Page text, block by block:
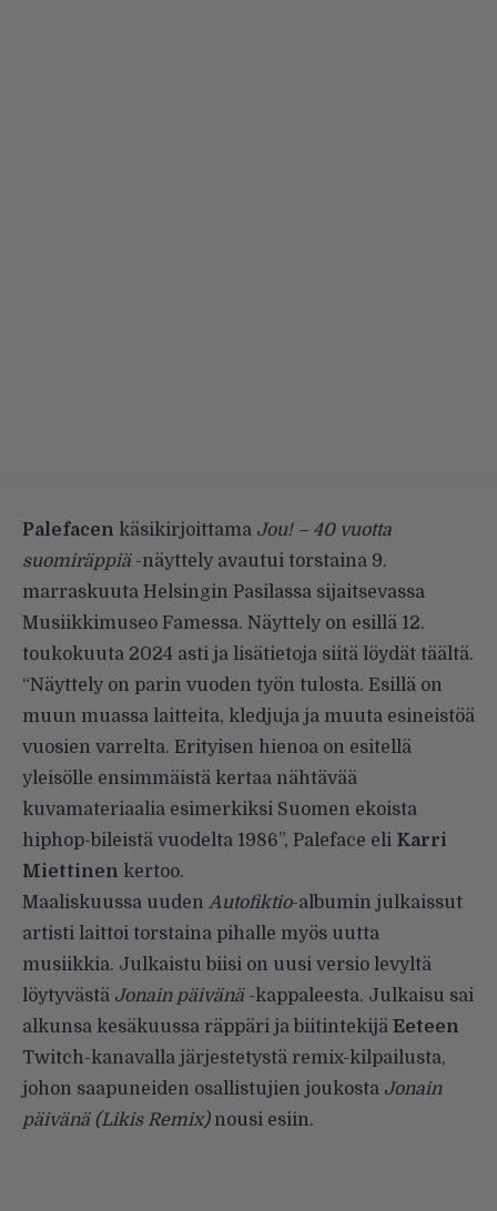
Palefacen käsikirjoittama Jou! – 40 vuotta
suomiräppiä-näyttely avautui torstaina 9.
marraskuuta Helsingin Pasilassa sijaitsevassa
Musiikkimuseo Famessa. Näyttely on esillä 12.
toukokuuta 2024 asti ja lisätietoja siitä löydät täältä.
“Näyttely on parin vuoden työn tulosta. Esillä on
muun muassa laitteita, kledjuja ja muuta esineistöä
vuosien varrelta. Erityisen hienoa on esitellä
yleisölle ensimmäistä kertaa nähtävää
kuvamateriaalia esimerkiksi Suomen ekoista
hiphop-bileistä vuodelta 1986”, Paleface eli Karri
Miettinen kertoo.
Maaliskuussa uuden Autofiktio-albumin julkaissut
artisti laittoi torstaina pihalle myös uutta
musiikkia. Julkaistu biisi on uusi versio levyltä
löytyvästä Jonain päivänä-kappaleesta. Julkaisu sai
alkunsa kesäkuussa räppäri ja biitintekijä Eeteen
Twitch-kanavalla järjestetystä remix-kilpailusta,
johon saapuneiden osallistujien joukosta Jonain
päivänä (Likis Remix)nousi esiin.